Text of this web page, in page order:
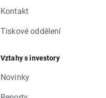
Kontakt
Tiskové oddělení
Vztahy s investory
Novinky